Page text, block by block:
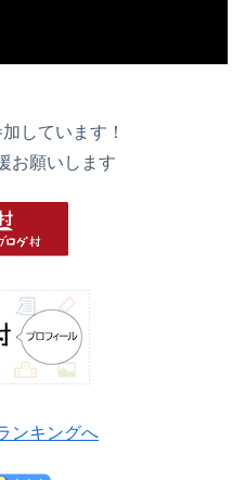
しています！
お願いします
ンキングへ